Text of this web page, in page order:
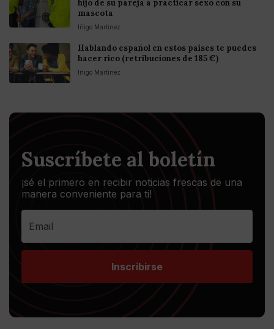
hijo de su pareja a practicar sexo con su
mascota
Iñigo Martinez
Hablando español en estos países te puedes
hacer rico (retribuciones de 185 €)
Iñigo Martinez
Suscríbete al boletín
¡sé el primero en recibir noticias frescas de una
manera conveniente para ti!
Inscribirse